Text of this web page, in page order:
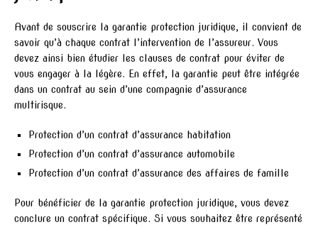
Avant de souscrire la garantie protection juridique, il convient de
savoir qu’à chaque contrat l’intervention de l’assureur. Vous
devez ainsi bien étudier les clauses de contrat pour éviter de
vous engager à la légère. En effet, la garantie peut être intégrée
dans un contrat au sein d’une compagnie d’assurance
multirisque.
Protection d’un contrat d’assurance habitation
Protection d’un contrat d’assurance automobile
Protection d’un contrat d’assurance des affaires de famille
Pour bénéficier de la garantie protection juridique, vous devez
conclure un contrat spécifique. Si vous souhaitez être représenté